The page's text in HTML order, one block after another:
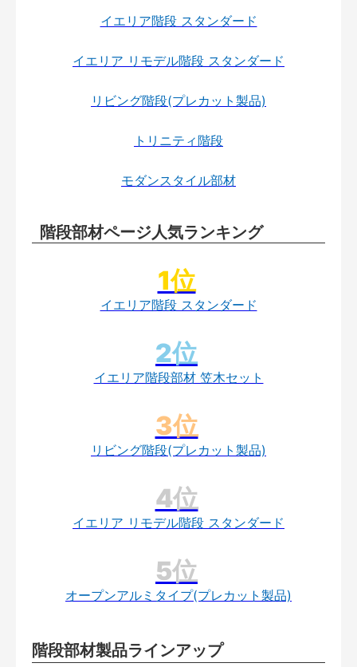
イエリア階段 スタンダード
イエリア リモデル階段 スタンダード
リビング階段(プレカット製品)
トリニティ階段
モダンスタイル部材
階段部材ページ人気ランキング
イエリア階段 スタンダード
イエリア階段部材 笠木セット
リビング階段(プレカット製品)
イエリア リモデル階段 スタンダード
オープンアルミタイプ(プレカット製品)
階段部材製品ラインアップ